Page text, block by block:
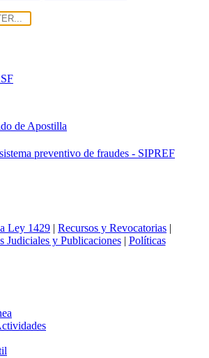
Ley 1429 | Recursos y Revocatorias |
Judiciales y Publicaciones| Políticas